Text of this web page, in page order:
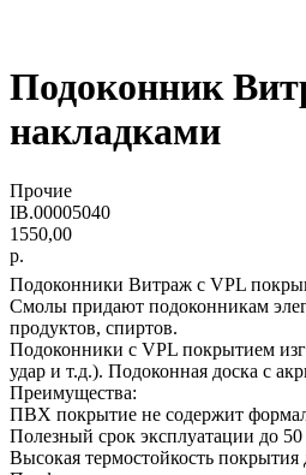
Подоконник
накладками
Прочие
IB.00005040
1550,00
р.
Подоконники Витраж с VPL
Смолы придают подоконникам
продуктов, спиртов.
Подоконники с VPL покрытием
удар и т.д.). Подоконная доска с
Преимущества:
ПВХ покрытие не содержит
Полезный срок эксплуатации до 50
Высокая термостойкость